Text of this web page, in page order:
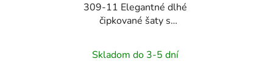
309-11 Elegantné dlhé
čipkované šaty s
čierne
Skladom do 3-5 dní